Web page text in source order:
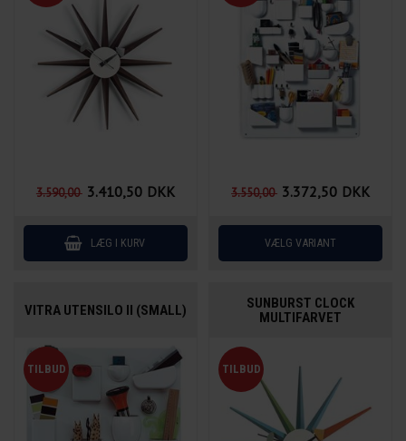
3.590,00 3.410,50 DKK 3.550,00 3.372,50 DKK
VITRA UTENSILO II (SMALL)
SUNBURST CLOCK
MULTIFARVET